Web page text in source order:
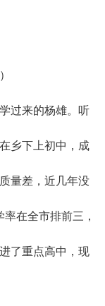
过来的杨雄。听
乡下上初中，成
量差，近几年没
在全市排前三，
了重点高中，现